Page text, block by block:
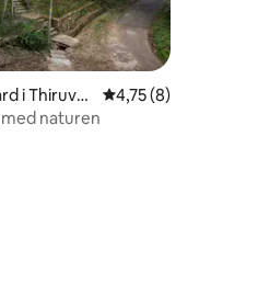
i Thiruva
4,75 av 5 i
4,75 (8)
naturen